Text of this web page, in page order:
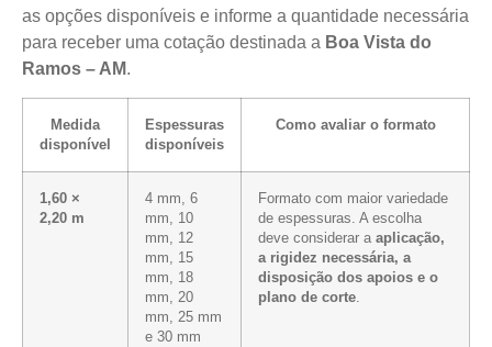
as opções disponíveis e informe a quantidade necessária
para receber uma cotação destinada a Boa Vista do
Ramos – AM.
Medida
disponível
Espessuras
disponíveis
Como avaliar o formato
1,60 ×
2,20 m
4 mm, 6
mm, 10
mm, 12
mm, 15
mm, 18
mm, 20
mm, 25 mm
e 30 mm
Formato com maior variedade
de espessuras. A escolha
deve considerar a aplicação,
a rigidez necessária, a
disposição dos apoios e o
plano de corte.